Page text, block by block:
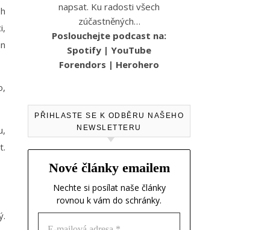
napsat. Ku radosti všech
zúčastněných…
Poslouchejte podcast na:
Spotify | YouTube
Forendors | Herohero
PŘIHLASTE SE K ODBĚRU NAŠEHO
NEWSLETTERU
Nové články emailem
Nechte si posílat naše články
rovnou k vám do schránky.